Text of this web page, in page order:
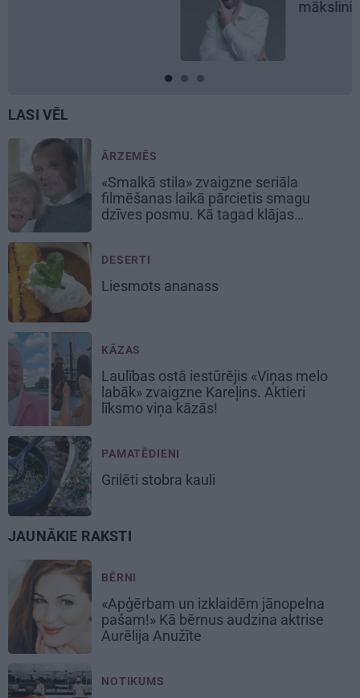
LASI VĒL
ĀRZEMĒS
«Smalkā stila» zvaigzne seriāla
filmēšanas laikā pārcietis smagu
dzīves posmu. Kā tagad klājas
DESERTI
Liesmots ananass
KĀZAS
Laulības ostā iestūrējis «Viņas melo
labāk» zvaigzne Kareļins. Aktieri
līksmo viņa kāzās!
PAMATĒDIENI
Grilēti stobra kauli
JAUNĀKIE RAKSTI
BĒRNI
«Apģērbam un izklaidēm jānopelna
pašam!» Kā bērnus audzina aktrise
Aurēlija Anužīte
NOTIKUMS